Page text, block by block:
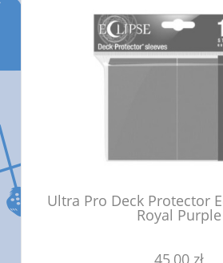
Ultra Pro Deck Protector
Royal Purple